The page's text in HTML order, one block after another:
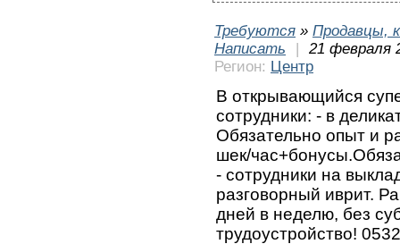
Требуются » Продавцы,
Написать
|
21 февраля
Регион: Центр
В открывающийся
сотрудники: - в
Обязательно опыт и
шек/
- сотрудники на
разговорный иврит.
дней в неделю, без
трудоустройство!